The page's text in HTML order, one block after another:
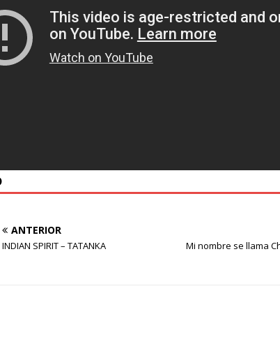
ANTERIOR
INDIAN SPIRIT – TATANKA Mi nombre se llama